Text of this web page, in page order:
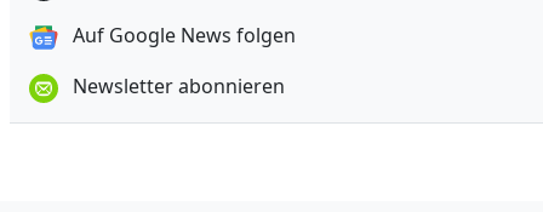
Auf Google News folgen
Newsletter abonnieren